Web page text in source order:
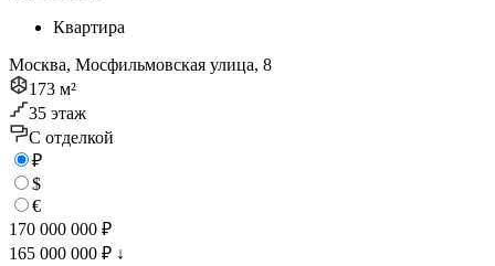
Квартира
Москва, Мосфильмовская улица, 8
173 м²
35 этаж
C отделкой
₽
$
€
170 000 000 ₽
165 000 000 ₽ ↓